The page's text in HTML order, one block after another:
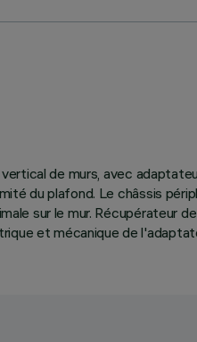
de murs, avec
du plafond. Le châssis
sur le mur. Récupérateur
et mécanique de